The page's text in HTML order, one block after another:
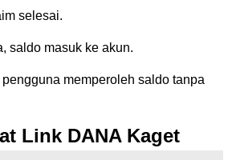
selesai.
saldo masuk ke akun.
memperoleh saldo tanpa
Link DANA Kaget